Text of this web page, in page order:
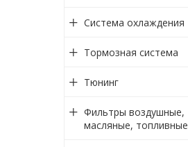
Система охлаждения
Тормозная система
Тюнинг
Фильтры воздушные,
масляные, топливные